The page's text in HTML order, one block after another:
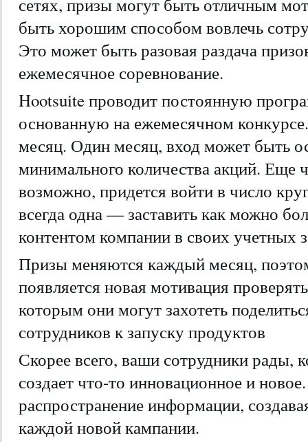
быть хорошим способом вовлечь
Это может быть разовая раздача
ежемесячное соревнование.
Hootsuite проводит постоянную
основанную на ежемесячном
месяц. Один месяц, вход может быть
минимального количества акций. Еще
возможно, придется войти в число
всегда одна — заставить как можно
контентом компании в своих учетных
Призы меняются каждый месяц,
появляется новая мотивация
которым они могут захотеть
сотрудников к запуску продуктов
Скорее всего, ваши сотрудники рады,
создает что-то инновационное и
распространение информации,
каждой новой кампании.